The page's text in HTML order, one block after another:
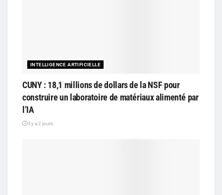
INTELLIGENCE ARTIFICIELLE
CUNY : 18,1 millions de dollars de la NSF pour
construire un laboratoire de matériaux alimenté par
l’IA
il y a 2 jours